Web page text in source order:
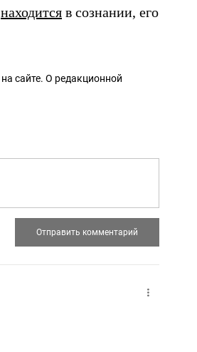
находится в сознании, его
на сайте. О редакционной